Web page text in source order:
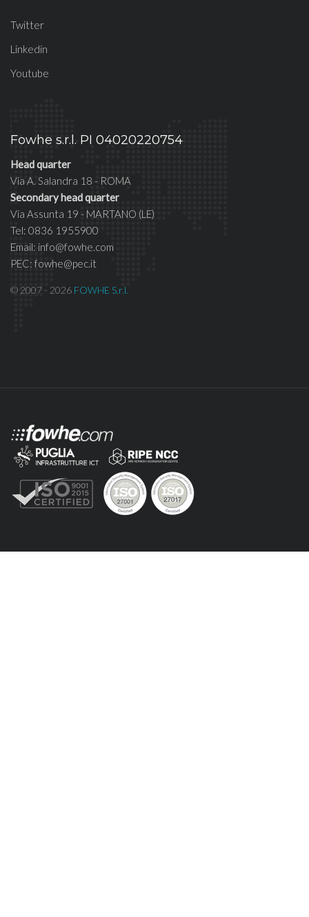
Twitter
Linkedin
Youtube
Fowhe s.r.l. PI 04020220754
Head quarter
Via A. Salandra 18 - ROMA
Secondary head quarter
Via Assunta 19 - MARTANO (LE)
Tel: 0836 1955900
Email: info@fowhe.com
PEC: fowhe@pec.it
© 2007 - 2026 FOWHE S.r.l.